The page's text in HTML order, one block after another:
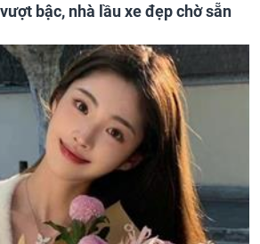
bậc, nhà lầu xe đẹp chờ sẵn